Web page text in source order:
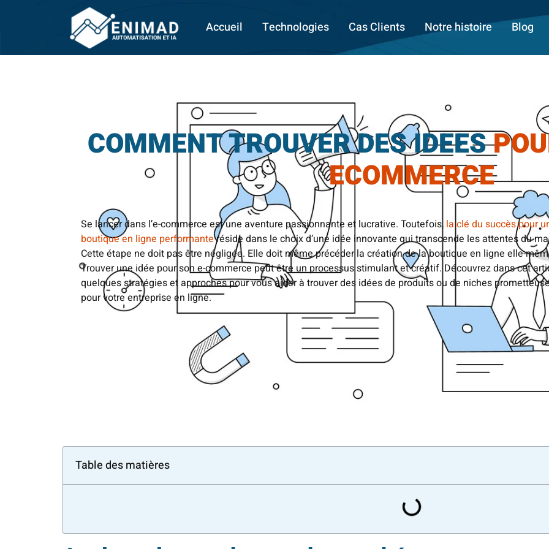
Accueil Technologies Cas Clients Notre histoire Blog
COMMENT TROUVER DES IDEES
ECOMMERCE
Se lancer dans l’e-commerce est une aventure passionnante et lucrative. Toutefois, la clé du succès pour
boutique en ligne performanteréside dans le choix d’une idée innovante qui transcende les attentes du
Cette étape ne doit pas être négligée. Elle doit même précéder la création de la boutique en ligne elle-
Trouver une idée pour son e-commerce peut être un processus stimulant et créatif. Découvrez dans cet
quelques stratégies et approches pour vous aider à trouver des idées de produits ou de niches
pour votre entreprise en ligne.
Table des matières